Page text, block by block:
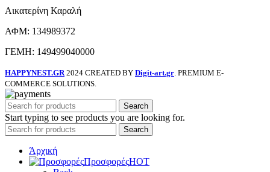
Αικατερίνη Καραλή
ΑΦΜ: 134989372
ΓΕΜΗ: 149499040000
HAPPYNEST.GR 2024 CREATED BY Digit-art.gr . PREMIUM E-
COMMERCE SOLUTIONS.
Search
Start typing to see products you are looking for.
Search
Άρχική
ΠροσφορέςHOT